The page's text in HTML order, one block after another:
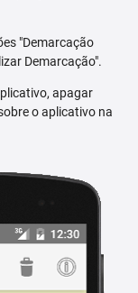
"Demarcação
Demarcação".
apagar
o aplicativo na